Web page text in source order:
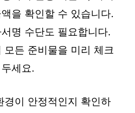
을 확인할 수 있습니다.
명 수단도 필요합니다.
모든 준비물을 미리 체크
세요.
경이 안정적인지 확인하